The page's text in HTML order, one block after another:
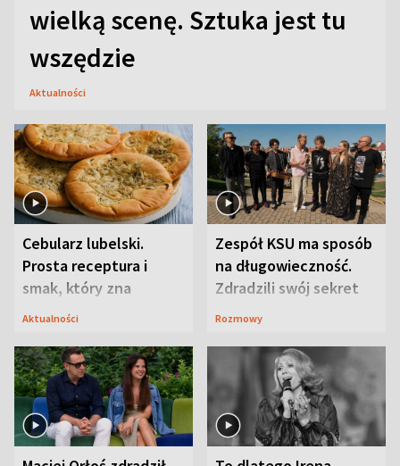
wielką scenę. Sztuka jest tu
wszędzie
Aktualności
Cebularz lubelski.
Prosta receptura i
smak, który zna
Lubelszczyzna
Aktualności
Zespół KSU ma sposób
na długowieczność.
Zdradzili swój sekret
Rozmowy